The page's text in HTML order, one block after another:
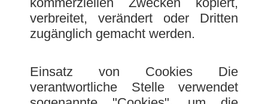
verbreitet, verändert oder Dritten
zugänglich gemacht werden.
Einsatz von Cookies Die
verantwortliche Stelle verwendet